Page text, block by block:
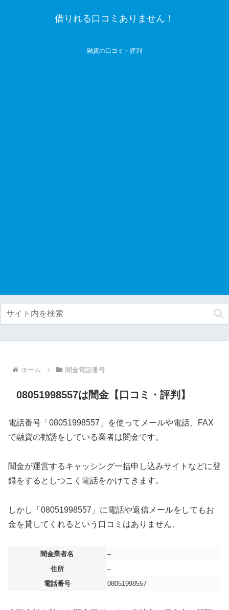
借りれる口コミありません！
融資の口コミ・評判
ホーム 闇金電話番号
08051998557は闇金【口コミ・評判】
電話番号「08051998557」を使ってメールや電話、FAX
で融資の勧誘をしている業者は闇金です。
闇金が運営するキャッシング一括申し込みサイトなどに登
録をするとしつこく電話をかけてきます。
しかし「08051998557」に電話や返信メールをしてもお
金を貸してくれるという口コミはありません。
闇金業者名
–
住所
–
電話番号
08051998557